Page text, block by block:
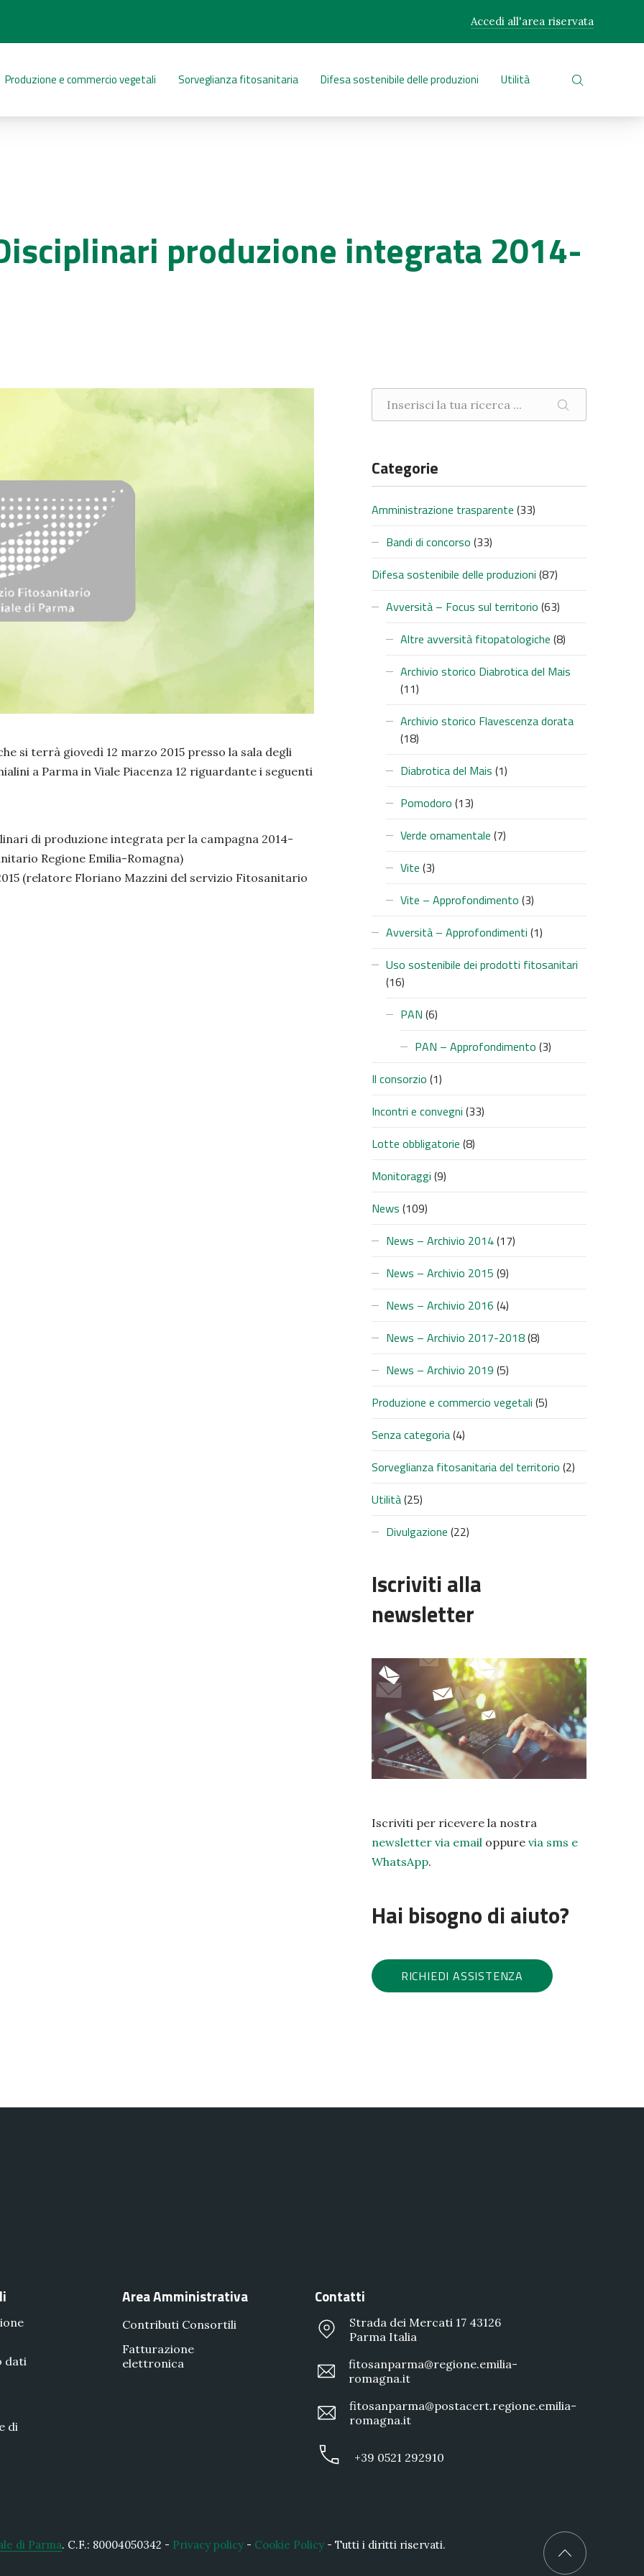
Accedi all'area riservata
Produzione e commercio vegetali Sorveglianza fitosanitaria Difesa sostenibile delle produzioni Utilità
CERCA NEL
produzione integrata 2014-
si terrà giovedì 12 marzo 2015 presso la sala degli
a Parma in Viale Piacenza 12 riguardante i seguenti
di produzione integrata per la campagna 2014-
Regione Emilia-Romagna)
(relatore Floriano Mazzini del servizio Fitosanitario
CERCA
Categorie
Amministrazione trasparente (33)
Bandi di concorso (33)
Difesa sostenibile delle produzioni (87)
Avversità – Focus sul territorio (63)
Altre avversità fitopatologiche (8)
Archivio storico Diabrotica del Mais
(11)
Archivio storico Flavescenza dorata
(18)
Diabrotica del Mais (1)
Pomodoro (13)
Verde ornamentale (7)
Vite (3)
Vite – Approfondimento (3)
Avversità – Approfondimenti (1)
Uso sostenibile dei prodotti fitosanitari
(16)
PAN (6)
PAN – Approfondimento (3)
Il consorzio (1)
Incontri e convegni (33)
Lotte obbligatorie (8)
Monitoraggi (9)
News (109)
News – Archivio 2014(17)
News – Archivio 2015 (9)
News – Archivio 2016 (4)
News – Archivio 2017-2018(8)
News – Archivio 2019 (5)
Produzione e commercio vegetali (5)
Senza categoria(4)
Sorveglianza fitosanitaria del territorio (2)
Utilità(25)
Divulgazione (22)
Iscriviti alla
newsletter
Iscriviti per ricevere la nostra
newsletter via emailoppure via sms e
WhatsApp.
Hai bisogno di aiuto?
RICHIEDI ASSISTENZA
dati
di
Area Amministrativa
Contributi Consortili
Fatturazione
elettronica
Contatti
Strada dei Mercati 17 43126
Parma Italia
fitosanparma@regione.emilia-
romagna.it
fitosanparma@postacert.regione.emilia-
romagna.it
+39 0521 292910
di Parma. C.F.: 80004050342 - Privacy policy - Cookie Policy - Tutti i diritti riservati.
Back to Top